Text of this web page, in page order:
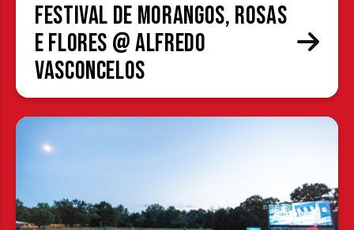
Festival de Morangos, Rosas
e Flores @ Alfredo
Vasconcelos